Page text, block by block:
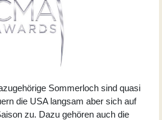
Sommerloch sind quasi
die USA langsam aber sich auf
zu. Dazu gehören auch die